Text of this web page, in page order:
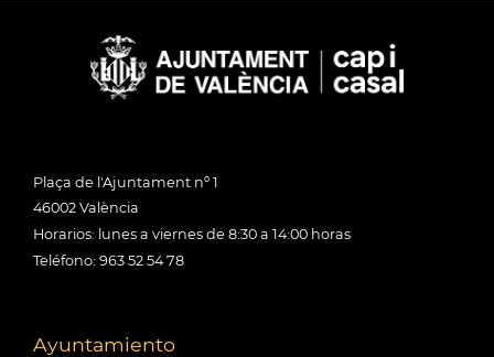
Plaça de l'Ajuntament nº 1
46002 València
Horarios: lunes a viernes de 8:30 a 14:00 horas
Teléfono: 963 52 54 78
Ayuntamiento